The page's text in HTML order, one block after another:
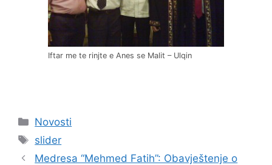
Iftar me te rinjte e Anes se Malit – Ulqin
Kategorije
Novosti
Oznake
slider
Medresa “Mehmed Fatih”: Obavještenje o